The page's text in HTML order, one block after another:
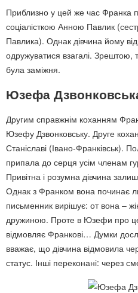
Приблизно у цей же час Франка
соціалісткою Анною Павлик
Павлика). Однак дівчина йому
одружуватися взагалі. Зрештою,
була заміжня.
Юзефа
Другим справжнім коханням
Юзефу Дзвонковську. Друге
Станіславі (Івано-Франківськ).
припала до серця усім членам
Привітна і розумна дівчина
Однак з Франком вона починає
письменник вирішує: от вона –
дружиною. Проте в Юзефи про
відмовляє Франкові… Думки
вважає, що дівчина відмовила
статус. Інші переконані: через